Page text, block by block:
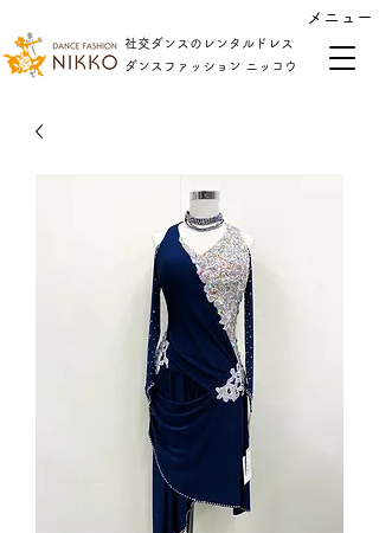
社交ダンスのレンタルドレス
​ダンスファッション ニッコウ
​メニュー